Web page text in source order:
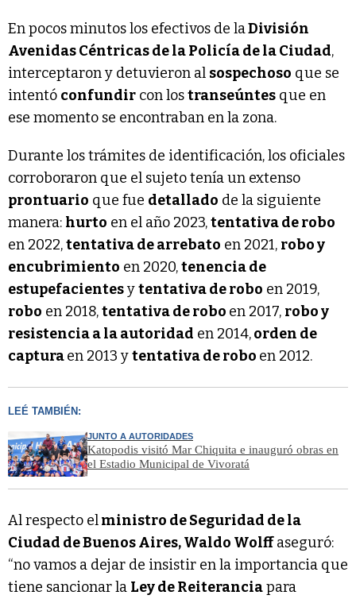
En pocos minutos los efectivos de laDivisión
Avenidas Céntricas de la Policía de la Ciudad,
interceptaron y detuvieron al sospechoso que se
intentó confundir con lostranseúntes que en
ese momento se encontraban en la zona.
Durante los trámites de identificación, los oficiales
corroboraron que el sujeto tenía un extenso
prontuario que fue detallado de la siguiente
manera: hurto en el año 2023,tentativa de robo
en 2022,tentativa de arrebato en 2021, robo y
encubrimiento en 2020,tenencia de
estupefacientesytentativa de robo en 2019,
robo en 2018,tentativa de robo en 2017, robo y
resistencia a la autoridad en 2014,orden de
capturaen 2013 ytentativa de robo en 2012.
LEÉ TAMBIÉN:
JUNTO A AUTORIDADES
Katopodis visitó Mar Chiquita e inauguró obras en
el Estadio Municipal de Vivoratá
Al respecto elministro de Seguridad de la
Ciudad de Buenos Aires, Waldo Wolffaseguró:
“no vamos a dejar de insistir en la importancia que
tiene sancionar la Ley de Reiteranciapara